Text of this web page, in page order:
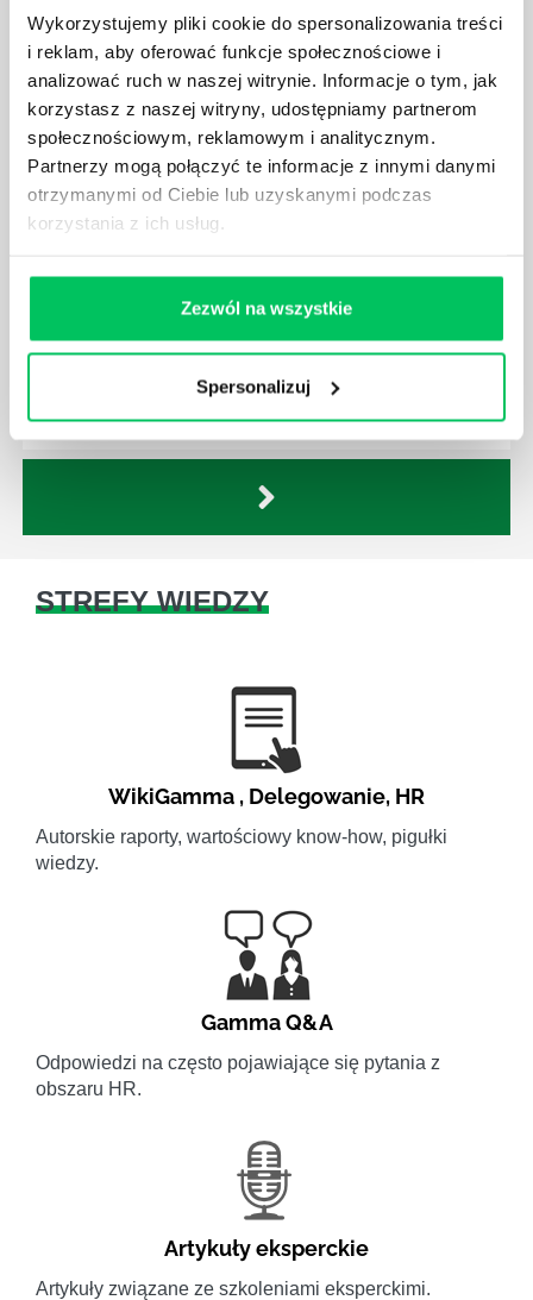
Wykorzystujemy pliki cookie do spersonalizowania treści
i reklam, aby oferować funkcje społecznościowe i
analizować ruch w naszej witrynie. Informacje o tym, jak
korzystasz z naszej witryny, udostępniamy partnerom
społecznościowym, reklamowym i analitycznym.
Partnerzy mogą połączyć te informacje z innymi danymi
otrzymanymi od Ciebie lub uzyskanymi podczas
korzystania z ich usług.
Zezwól na wszystkie
Spersonalizuj
będą zobowiązane przestrzegać zasad, których
wprowadzenie dąży do ujednolicenia jakości
produktów, które trafiają do klientów.
CZYM ZAJMUJE SIĘ AUDYTOR WEWNĘTRZNY
poszczególne stanowiska muszą wykonywać
zgodnie z zaleceniami powierzone sobie zadania.
danej firmie zasad nie tylko pod względem jakości
wykonywanej pracy, ale również bezpieczeństwa.
STREFY WIEDZY
WikiGamma , Delegowanie, HR
Autorskie raporty, wartościowy know-how, pigułki
wiedzy.
Gamma Q&A
Odpowiedzi na często pojawiające się pytania z
obszaru HR.
Artykuły eksperckie
Artykuły związane ze szkoleniami eksperckimi.